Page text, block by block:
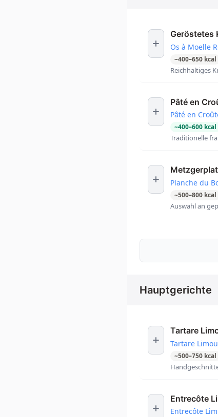
Geröstetes
Os à Moelle
~400–650 kcal
Reichhaltiges
Pâté en
Pâté en
~400–600 kcal
Traditionelle
Planche du
~500–800 kcal
Auswahl an
Hauptgerichte
Tartare
Tartare
~500–750 kcal
Entrecôte
Entrecôte